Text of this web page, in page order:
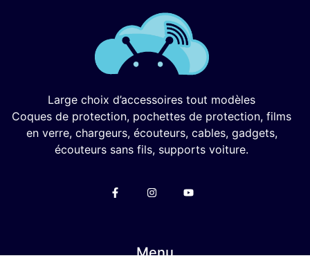
Large choix d’accessoires tout modèles
Coques de protection, pochettes de protection, films
en verre, chargeurs, écouteurs, cables, gadgets,
écouteurs sans fils, supports voiture.
Menu